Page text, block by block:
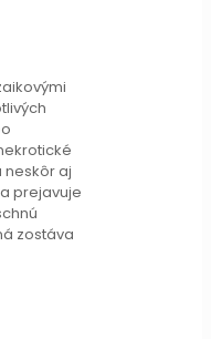
neskôr aj
prejavuje
zostáva